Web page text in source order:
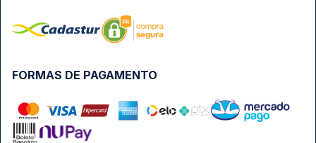
FORMAS DE PAGAMENTO